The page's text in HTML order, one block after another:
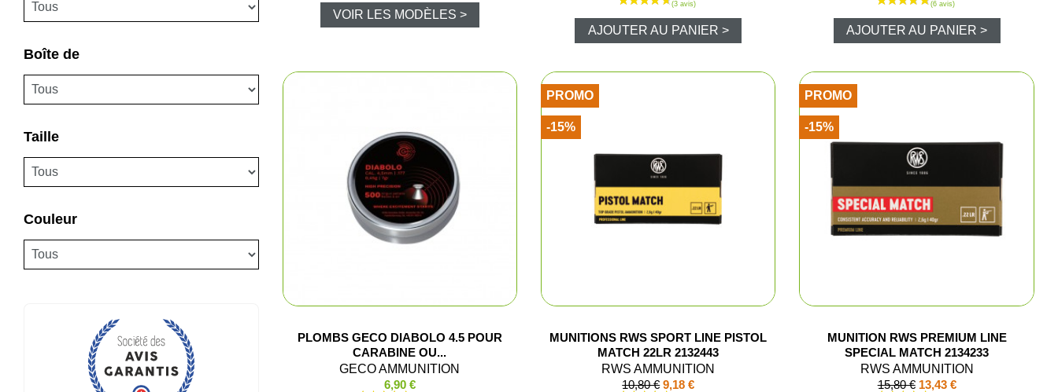
Sac, gibecières, pochettes
Randonnée et détente
Pluie
Accessoires
T-shirts, polos et sweats
Pantalons
T-shirts et polos
Vestes et parkas
Boîte de
Taille
Couleur
VOIR LES MODÈLES >
AJOUTER AU PANIER > AJOUTER AU PANIER >
PLOMBS GECO DIABOLO 4.5 POUR
CARABINE OU...
GECO AMMUNITION
6,90 €
MUNITIONS RWS SPORT LINE PISTOL
MATCH 22LR 2132443
RWS AMMUNITION
10,80 € 9,18 €
PROMO
-15%
MUNITION RWS PREMIUM LINE
SPECIAL MATCH 2134233
RWS AMMUNITION
15,80 € 13,43 €
PROMO
-15%